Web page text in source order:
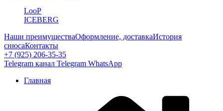
LooP
ICEBERG
Наши преимуществаОформление, доставкаИстория
снюсаКонтакты
+7 (925) 206-35-35
Telegram канал Telegram WhatsApp
Главная